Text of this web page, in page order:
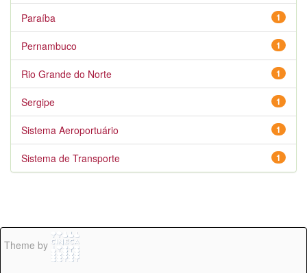
1
Paraíba
1
Pernambuco
1
Rio Grande do Norte
1
Sergipe
1
Sistema Aeroportuário
1
Sistema de Transporte
Theme by